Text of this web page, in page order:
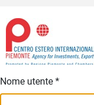
Nome utente *